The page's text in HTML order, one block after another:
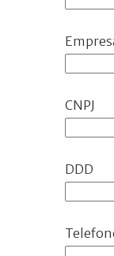
CNPJ
DDD